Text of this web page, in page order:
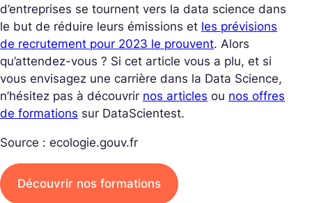
d’entreprises se tournent vers la data science dans
le but de réduire leurs émissions et les prévisions
de recrutement pour 2023 le prouvent. Alors
qu’attendez-vous ? Si cet article vous a plu, et si
vous envisagez une carrière dans la Data Science,
n’hésitez pas à découvrir nos articles ou nos offres
de formations sur DataScientest.
Source : ecologie.gouv.fr
Découvrir nos formations